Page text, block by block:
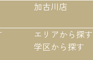
加古川店
エリアから探す
学区から探す